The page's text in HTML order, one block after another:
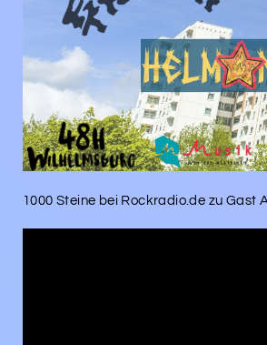
1000 Steine bei Rockradio.de zu Gast